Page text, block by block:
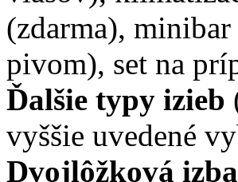
(zdarma),
pivom), set na
Ďalšie typy izieb
vyššie uvedené
Dvojlôžková